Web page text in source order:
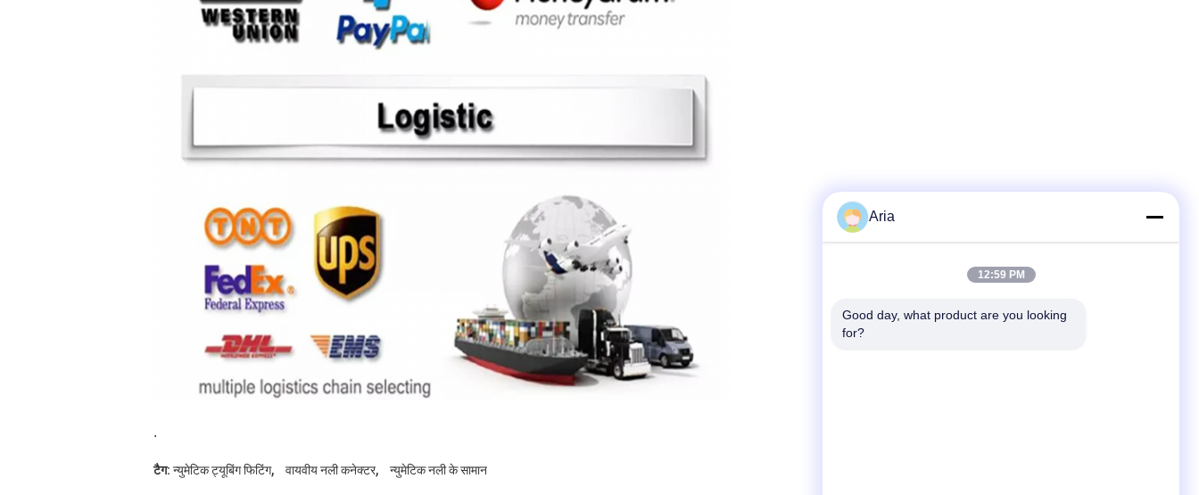
.
टैग: न्युमेटिक ट्यूबिंग फिटिंग, वायवीय नली कनेक्टर, न्युमेटिक नली के सामान
Aria
12:59 PM
Good day, what product are you looking
for?